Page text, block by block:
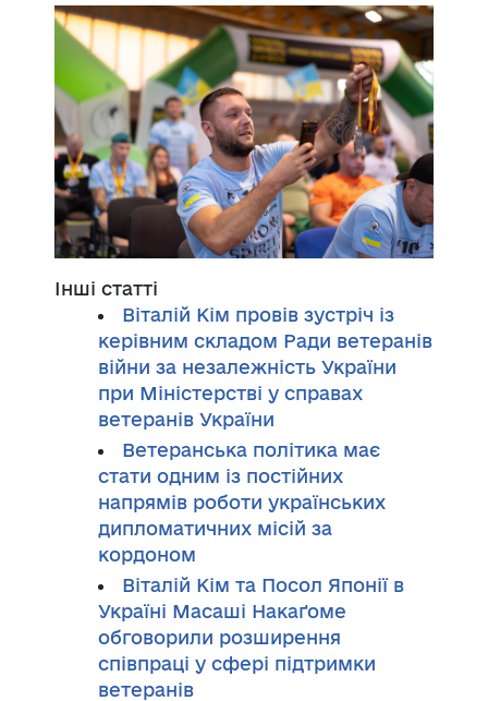
Інші статті
Віталій Кім провів зустріч із
керівним складом Ради ветеранів
війни за незалежність України
при Міністерстві у справах
ветеранів України
Ветеранська політика має
стати одним із постійних
напрямів роботи українських
дипломатичних місій за
кордоном
Віталій Кім та Посол Японії в
Україні Масаші Накаґоме
обговорили розширення
співпраці у сфері підтримки
ветеранів